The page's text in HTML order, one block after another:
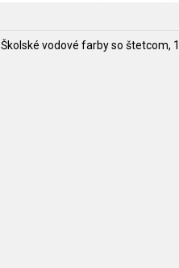
Školské vodové farby so štetcom,